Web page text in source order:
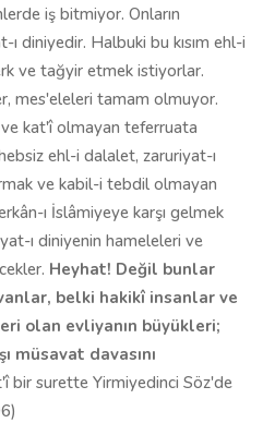
iş bitmiyor. Onların
ı diniyedir. Halbuki bu kısım ehl-i
ve tağyir etmek istiyorlar.
mes'eleleri tamam olmuyor.
kat'î olmayan teferruata
ehl-i dalalet, zaruriyat-ı
ve kabil-i tebdil olmayan
ı İslâmiyeye karşı gelmek
ı diniyenin hameleleri ve
Heyhat! Değil bunlar
belki hakikî insanlar ve
olan evliyanın büyükleri;
müsavat davasını
bir surette Yirmiyedinci Söz'de